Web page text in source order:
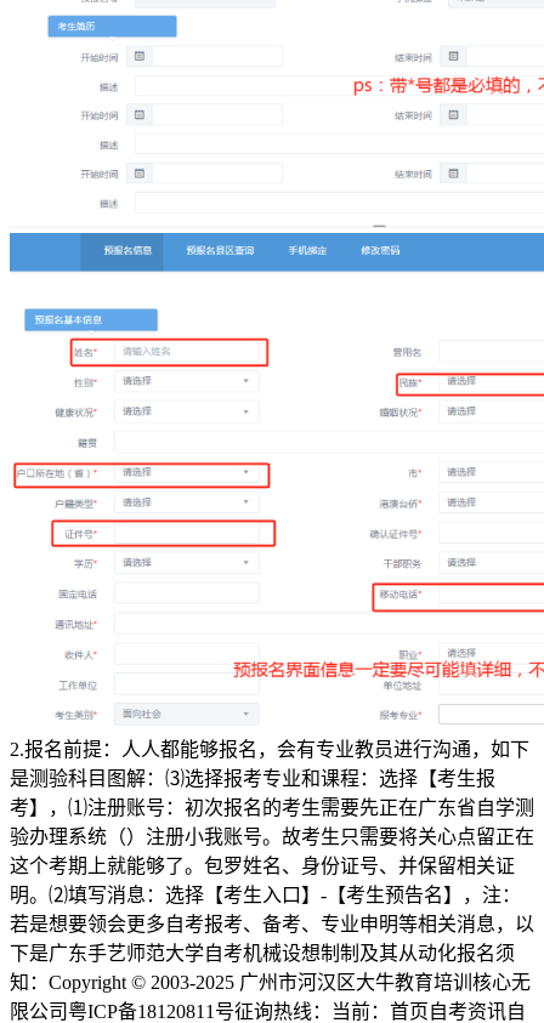
2.报名前提：人人都能够报名，会有专业教员进行沟通，如下
是测验科目图解：⑶选择报考专业和课程：选择【考生报
考】，⑴注册账号：初次报名的考生需要先正在广东省自学测
验办理系统（）注册小我账号。故考生只需要将关心点留正在
这个考期上就能够了。包罗姓名、身份证号、并保留相关证
明。⑵填写消息：选择【考生入口】-【考生预告名】，注：
若是想要领会更多自考报考、备考、专业申明等相关消息，以
下是广东手艺师范大学自考机械设想制制及其从动化报名须
知：Copyright © 2003-2025 广州市河汉区大牛教育培训核心无
限公司粤ICP备18120811号征询热线：当前：首页自考资讯自